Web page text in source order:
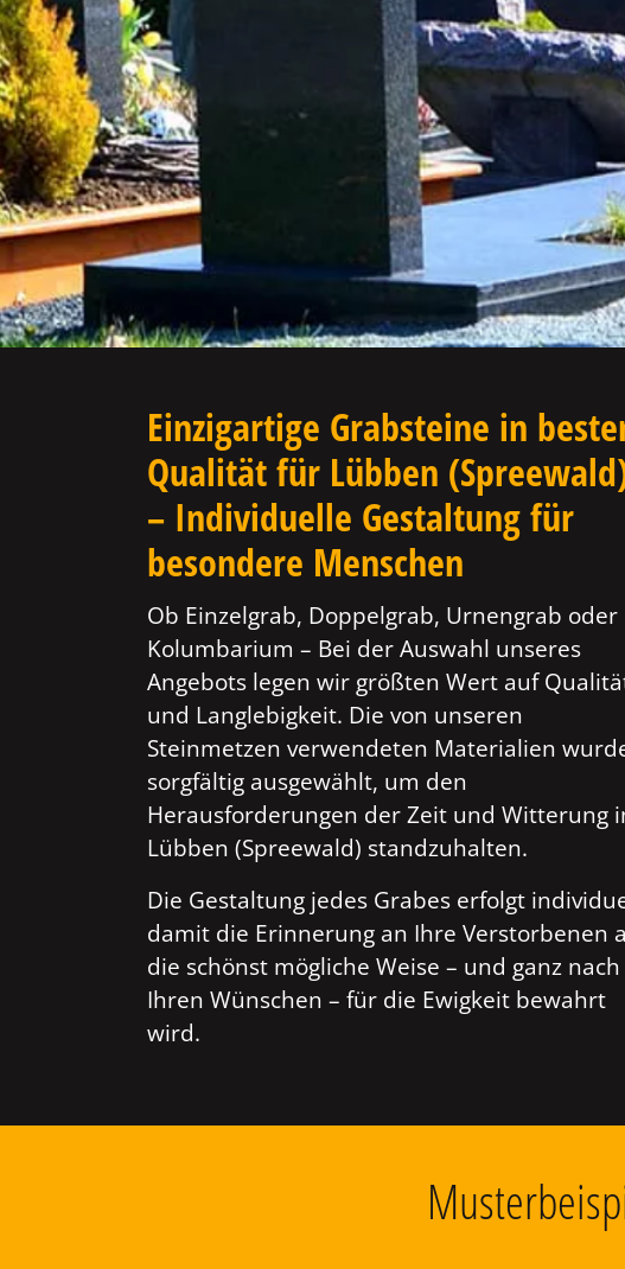
Einzigartige Grabsteine in
Qualität für Lübben
– Individuelle Gestaltung für
besondere Menschen
Ob Einzelgrab, Doppelgrab, Urnengrab oder
Kolumbarium – Bei der Auswahl unseres
Angebots legen wir größten Wert auf
und Langlebigkeit. Die von unseren
Steinmetzen verwendeten Materialien
sorgfältig ausgewählt, um den
Herausforderungen der Zeit und Witterung
Lübben (Spreewald) standzuhalten.
Die Gestaltung jedes Grabes erfolgt
damit die Erinnerung an Ihre Verstorbenen
die schönst mögliche Weise – und ganz nach
Ihren Wünschen – für die Ewigkeit bewahrt
wird.